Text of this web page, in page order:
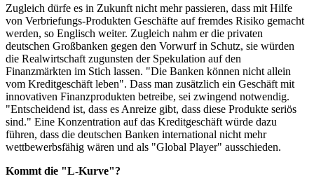
Zugleich dürfe es in Zukunft nicht mehr passieren, dass mit Hilfe
von Verbriefungs-Produkten Geschäfte auf fremdes Risiko gemacht
werden, so Englisch weiter. Zugleich nahm er die privaten
deutschen Großbanken gegen den Vorwurf in Schutz, sie würden
die Realwirtschaft zugunsten der Spekulation auf den
Finanzmärkten im Stich lassen. "Die Banken können nicht allein
vom Kreditgeschäft leben". Dass man zusätzlich ein Geschäft mit
innovativen Finanzprodukten betreibe, sei zwingend notwendig.
"Entscheidend ist, dass es Anreize gibt, dass diese Produkte seriös
sind." Eine Konzentration auf das Kreditgeschäft würde dazu
führen, dass die deutschen Banken international nicht mehr
wettbewerbsfähig wären und als "Global Player" ausschieden.
Kommt die "L-Kurve"?